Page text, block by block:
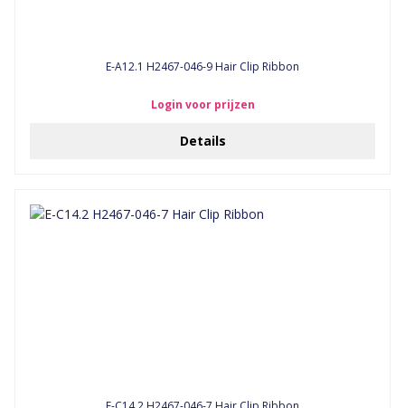
E-A12.1 H2467-046-9 Hair Clip Ribbon
Login voor prijzen
Details